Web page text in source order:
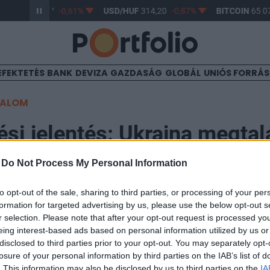
Do Not Process My Personal Information
opt-out of the sale, sharing to third parties, or processing of your
for targeted advertising by us, please use the below opt-out
selection. Please note that after your opt-out request is processed
interest-based ads based on personal information utilized by us
to third parties prior to your opt-out. You may separately
of your personal information by third parties on the IAB’s list of
363,17 -0,61% USD/HUF 314,20 -0,87% BITCOIN65
BANK DEVIZA GAZDASÁG GLOBÁL UNIÓS
jelentés: Ukrajna
ellenszerét
csütörtökön is közzétette hírszerzési
elmúlt héten lelassultak az orosz támadási kísérletek a